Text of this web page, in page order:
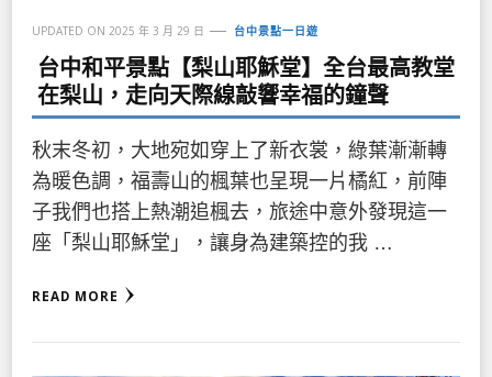
UPDATED ON 2025 年 3 月 29 日 台中景點一日遊
台中和平景點【梨山耶穌堂】全台最高教堂
在梨山，走向天際線敲響幸福的鐘聲
秋末冬初，大地宛如穿上了新衣裳，綠葉漸漸轉
為暖色調，福壽山的楓葉也呈現一片橘紅，前陣
子我們也搭上熱潮追楓去，旅途中意外發現這一
座「梨山耶穌堂」，讓身為建築控的我 …
READ MORE